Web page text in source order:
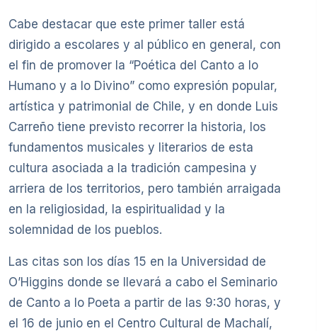
Cabe destacar que este primer taller está
dirigido a escolares y al público en general, con
el fin de promover la “Poética del Canto a lo
Humano y a lo Divino” como expresión popular,
artística y patrimonial de Chile, y en donde Luis
Carreño tiene previsto recorrer la historia, los
fundamentos musicales y literarios de esta
cultura asociada a la tradición campesina y
arriera de los territorios, pero también arraigada
en la religiosidad, la espiritualidad y la
solemnidad de los pueblos.
Las citas son los días 15 en la Universidad de
O’Higgins donde se llevará a cabo el Seminario
de Canto a lo Poeta a partir de las 9:30 horas, y
el 16 de junio en el Centro Cultural de Machalí,